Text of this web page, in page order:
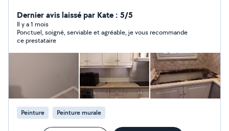
parquet , tapisserie . Cloison en ba13. Et petite
mécanique auto. Je m'adapte à toutes les situations
tarif attractif à la prestation ou à la journée zéro
six38574688 très réactif
Dernier avis laissé par Kate : 5/5
Il y a 1 mois
Ponctuel, soigné, serviable et agréable, je vous recommande
ce prestataire
Peinture Peinture murale